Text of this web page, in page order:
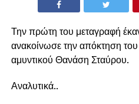
Την πρώτη του μεταγραφή
ανακοίνωσε την απόκτηση του
αμυντικού Θανάση Σταύρου.
Αναλυτικά..